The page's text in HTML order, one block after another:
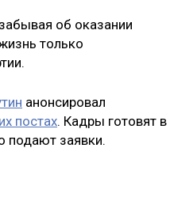
об оказании
только
анонсировал
постах. Кадры готовят в
подают заявки.